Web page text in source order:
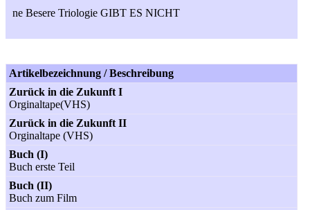
ne Besere Triologie GIBT ES NICHT
Artikelbezeichnung / Beschreibung
Zurück in die Zukunft I
Orginaltape(VHS)
Zurück in die Zukunft II
Orginaltape (VHS)
Buch (I)
Buch erste Teil
Buch (II)
Buch zum Film